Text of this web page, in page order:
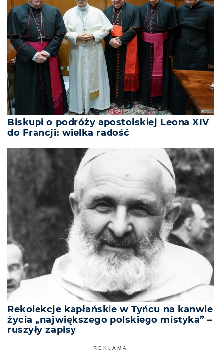
Biskupi o podróży apostolskiej Leona XIV
do Francji: wielka radość
Rekolekcje kapłańskie w Tyńcu na kanwie
życia „największego polskiego mistyka” –
ruszyły zapisy
REKLAMA